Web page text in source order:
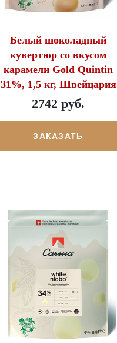
Белый шоколадный
кувертюр со вкусом
карамели Gold Quintin
31%, 1,5 кг, Швейцария
2742 руб.
ЗАКАЗАТЬ